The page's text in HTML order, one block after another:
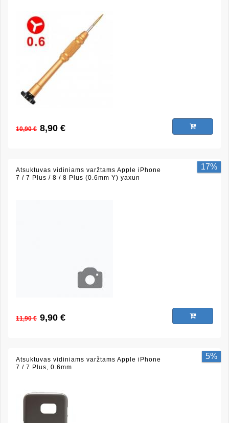
10,90 € 8,90 €
17%
Atsuktuvas vidiniams varžtams Apple iPhone
7 / 7 Plus / 8 / 8 Plus (0.6mm Y) yaxun
11,90 € 9,90 €
5%
Atsuktuvas vidiniams varžtams Apple iPhone
7 / 7 Plus, 0.6mm